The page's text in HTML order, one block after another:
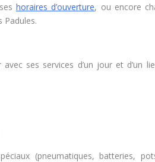
horaires d’ouverture, ou encore
Padules.
ses services d’un jour et d’un
(pneumatiques, batteries,